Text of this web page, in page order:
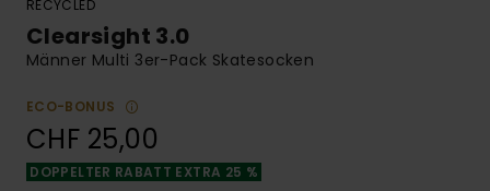
RECYCLED
Clearsight 3.0
Männer Multi 3er-Pack Skatesocken
ECO-BONUS
CHF 25,00
DOPPELTER RABATT EXTRA 25 %